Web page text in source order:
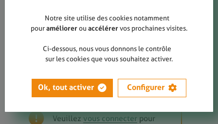
Retourner à la boutique
Propre - A3
Veuillez vous connecterpour
Notre site utilise des cookies notamment
pouraméliorerou accélérervos prochaines visites.
Ci-dessous, nous vous donnons le contrôle
sur les cookies que vous souhaitez activer.
Ok, tout activer Configurer